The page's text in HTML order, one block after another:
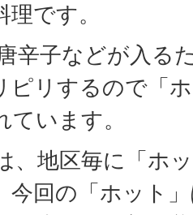
です。
辛子などが入る
ピリするので「
います。
、地区毎に「ホ
今回の「ホット